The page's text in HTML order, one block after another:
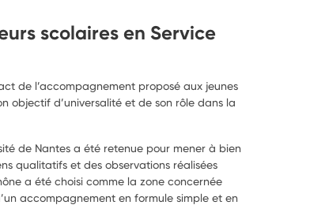
scolaires en Service
de l’accompagnement proposé aux jeunes
objectif d’universalité et de son rôle dans la
de Nantes a été retenue pour mener à bien
qualitatifs et des observations réalisées
a été choisi comme la zone concernée
accompagnement en formule simple et en